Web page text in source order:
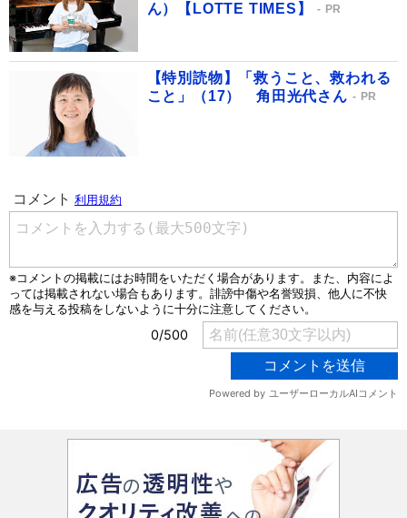
ん）【LOTTE TIMES】
PR
【特別読物】「救うこと、救われる
こと」（17） 角田光代さん
PR